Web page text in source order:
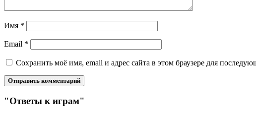
Имя *
Email *
Сохранить моё имя, email и адрес сайта в этом браузере для
"Ответы к играм"